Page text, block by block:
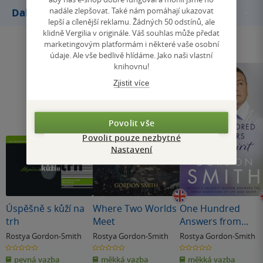
Další knihy autora
Úspěšně s kůží na
trh
Rostya Gordon-Smith
0.0
z
5 pevná vazba
Where Two Worlds
Meet
Rostya Gordon-Smith
0.0
z
5 měkká vazba
One Hundred
Answers from
Spirit
Rostya Gordon-Smith
0.0
z
5 měkká vazba
nadále zlepšovat. Také nám pomáhají ukazovat
lepší a cílenější reklamu. Žádných 50 odstínů, ale
klidně Vergilia v originále. Váš souhlas může předat
marketingovým platformám i některé vaše osobní
údaje. Ale vše bedlivě hlídáme. Jako naši vlastní
knihovnu!
Zjistit více
Povolit vše
Povolit pouze nezbytné
Nastavení